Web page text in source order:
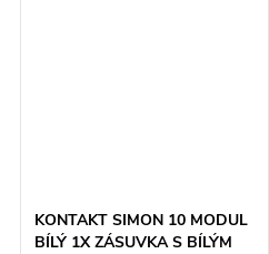
KONTAKT SIMON 10 MODUL
BÍLÝ 1X ZÁSUVKA S BÍLÝM